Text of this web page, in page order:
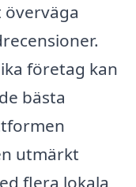
företag kan
bästa
utmärkt
flera lokala